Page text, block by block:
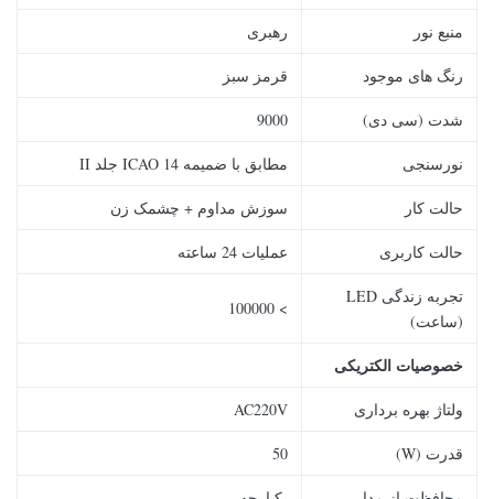
منبع نور رهبری
رنگ های موجود قرمز سبز
شدت (سی دی) 9000
نورسنجی مطابق با ضمیمه 14 ICAO جلد II
حالت کار سوزش مداوم + چشمک زن
حالت کاربری عملیات 24 ساعته
تجربه زندگی LED
(ساعت)
> 100000
خصوصیات الکتریکی
ولتاژ بهره برداری AC220V
قدرت (W) 50